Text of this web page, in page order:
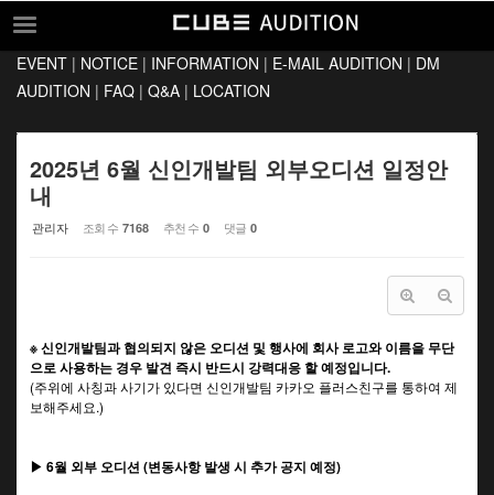
EVENT
INFORMATION
E-MAIL AUDITION
DM AUDITION
LOCATION
EVENT | NOTICE | INFORMATION | E-MAIL AUDITION | DM
AUDITION | FAQ | Q&A | LOCATION
2025년 6월 신인개발팀 외부오디션 일정안
내
관리자 조회 수 7168 추천 수 0 댓글 0
※ 신인개발팀과 협의되지 않은 오디션 및 행사에 회사 로고와 이름을 무단
으로 사용하는 경우 발견 즉시 반드시 강력대응 할 예정입니다.
(주위에 사칭과 사기가 있다면 신인개발팀 카카오 플러스친구를 통하여 제
보해주세요.)
▶ 6월 외부 오디션 (변동사항 발생 시 추가 공지 예정)